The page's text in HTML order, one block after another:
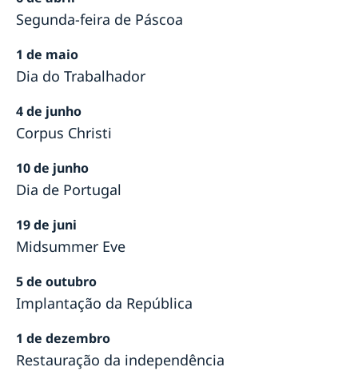
Segunda-feira de Páscoa
1 de maio
Dia do Trabalhador
4 de junho
Corpus Christi
10 de junho
Dia de Portugal
19 de juni
Midsummer Eve
5 de outubro
Implantação da República
1 de dezembro
Restauração da independência